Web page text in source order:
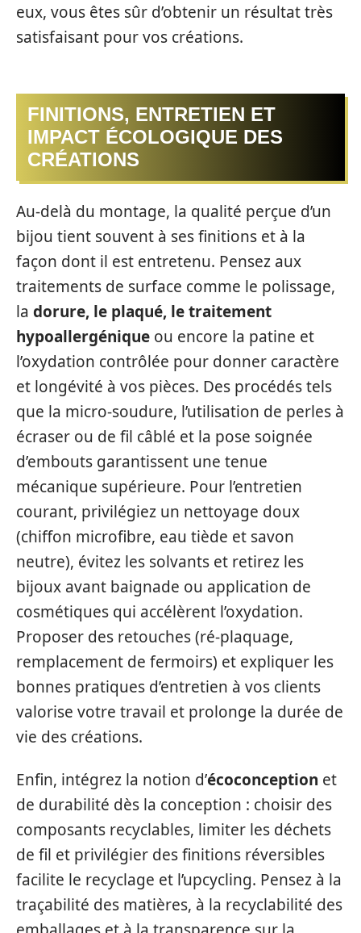
eux, vous êtes sûr d’obtenir un résultat très
satisfaisant pour vos créations.
FINITIONS, ENTRETIEN ET
IMPACT ÉCOLOGIQUE DES
CRÉATIONS
Au-delà du montage, la qualité perçue d’un
bijou tient souvent à ses finitions et à la
façon dont il est entretenu. Pensez aux
traitements de surface comme le polissage,
la dorure, le plaqué, le traitement
hypoallergénique ou encore la patine et
l’oxydation contrôlée pour donner caractère
et longévité à vos pièces. Des procédés tels
que la micro-soudure, l’utilisation de perles à
écraser ou de fil câblé et la pose soignée
d’embouts garantissent une tenue
mécanique supérieure. Pour l’entretien
courant, privilégiez un nettoyage doux
(chiffon microfibre, eau tiède et savon
neutre), évitez les solvants et retirez les
bijoux avant baignade ou application de
cosmétiques qui accélèrent l’oxydation.
Proposer des retouches (ré-plaquage,
remplacement de fermoirs) et expliquer les
bonnes pratiques d’entretien à vos clients
valorise votre travail et prolonge la durée de
vie des créations.
Enfin, intégrez la notion d’écoconception et
de durabilité dès la conception : choisir des
composants recyclables, limiter les déchets
de fil et privilégier des finitions réversibles
facilite le recyclage et l’upcycling. Pensez à la
traçabilité des matières, à la recyclabilité des